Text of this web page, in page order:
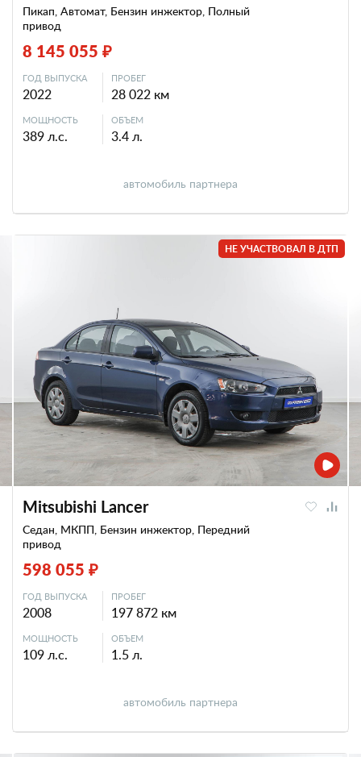
Пикап, Автомат, Бензин инжектор, Полный
привод
8 145 055 ₽
ГОД ВЫПУСКА
2022
ПРОБЕГ
28 022 км
МОЩНОСТЬ
389 л.с.
ОБЪЕМ
3.4 л.
автомобиль партнера
НЕ УЧАСТВОВАЛ В ДТП
Mitsubishi Lancer
Седан, МКПП, Бензин инжектор, Передний
привод
598 055 ₽
ГОД ВЫПУСКА
2008
ПРОБЕГ
197 872 км
МОЩНОСТЬ
109 л.с.
ОБЪЕМ
1.5 л.
автомобиль партнера